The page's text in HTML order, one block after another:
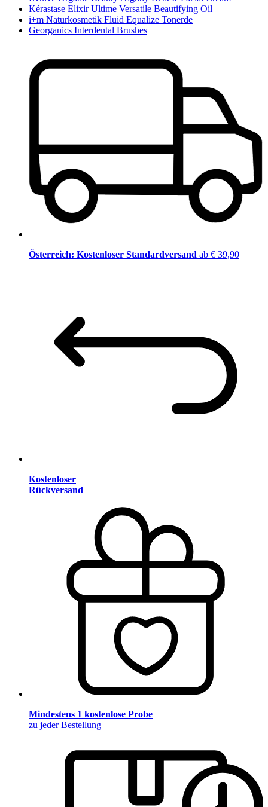
Kérastase Elixir Ultime Versatile Beautifying Oil
i+m Naturkosmetik Fluid Equalize Tonerde
Georganics Interdental Brushes
Österreich: Kostenloser Standardversand ab € 39,90
Kostenloser
Rückversand
Mindestens 1 kostenlose Probe
zu jeder Bestellung